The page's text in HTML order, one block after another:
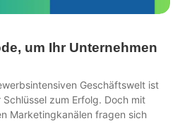
um Ihr Unternehmen
Geschäftswelt ist
zum Erfolg. Doch mit
Marketingkanälen fragen sich